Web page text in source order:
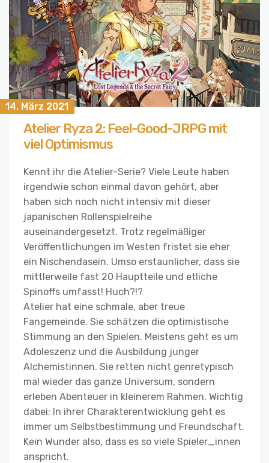
14. März 2021
Atelier Ryza 2: Feel-Good-JRPG mit
viel Optimismus
Kennt ihr die Atelier-Serie? Viele Leute haben
irgendwie schon einmal davon gehört, aber
haben sich noch nicht intensiv mit dieser
japanischen Rollenspielreihe
auseinandergesetzt. Trotz regelmäßiger
Veröffentlichungen im Westen fristet sie eher
ein Nischendasein. Umso erstaunlicher, dass sie
mittlerweile fast 20 Hauptteile und etliche
Spinoffs umfasst! Huch?!?
Atelier hat eine schmale, aber treue
Fangemeinde. Sie schätzen die optimistische
Stimmung an den Spielen. Meistens geht es um
Adoleszenz und die Ausbildung junger
Alchemistinnen. Sie retten nicht genretypisch
mal wieder das ganze Universum, sondern
erleben Abenteuer in kleinerem Rahmen. Wichtig
dabei: In ihrer Charakterentwicklung geht es
immer um Selbstbestimmung und Freundschaft.
Kein Wunder also, dass es so viele Spieler_innen
anspricht.